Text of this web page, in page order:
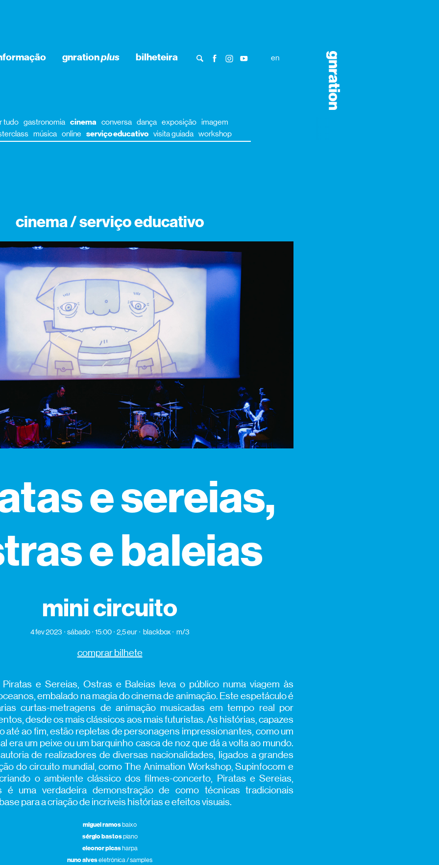
gnrationplus bilheteira en
tudo gastronomia cinema conversa dança exposição imagem
música online serviço educativo visita guiada workshop
cinema / serviço educativo
e sereias,
e baleias
mini circuito
4 fev 2023 sábado 15:00 2,5 eur blackbox m/3
comprar bilhete
e Sereias, Ostras e Baleias leva o público numa viagem às
embalado na magia do cinema de animação. Este espetáculo é
curtas-metragens de animação musicadas em tempo real por
desde os mais clássicos aos mais futuristas. As histórias, capazes
até ao fim, estão repletas de personagens impressionantes, como um
era um peixe ou um barquinho casca de noz que dá a volta ao mundo.
de realizadores de diversas nacionalidades, ligados a grandes
do circuito mundial, como The Animation Workshop, Supinfocom e
o ambiente clássico dos filmes-concerto, Piratas e Sereias,
é uma verdadeira demonstração de como técnicas tradicionais
para a criação de incríveis histórias e efeitos visuais.
miguel ramosbaixo
sérgio bastospiano
eleonor picasharpa
nuno alveseletrónica / samples